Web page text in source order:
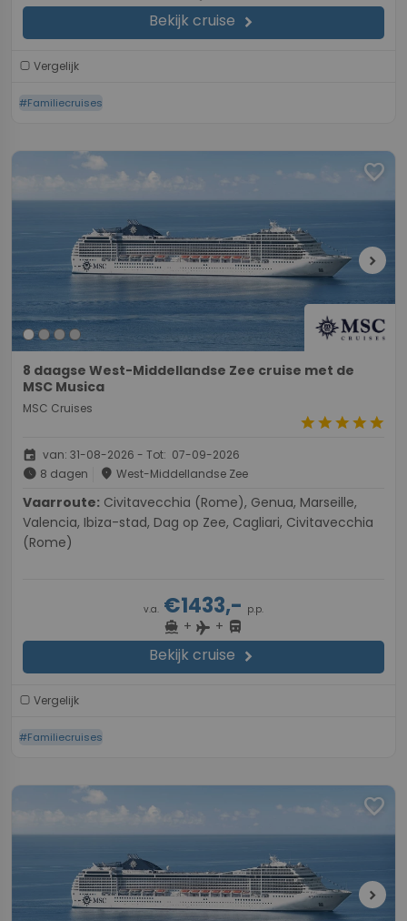
Bekijk cruise chevron_right
Vergelijk
#Familiecruises
favorite
chevron_right
8 daagse West-Middellandse Zee cruise met de
MSC Musica
MSC Cruises
starstarstarstarstar
event van: 31-08-2026 - Tot: 07-09-2026
schedule 8 dagen place West-Middellandse Zee
Vaarroute:
Valencia, Ibiza-stad, Dag op Zee, Cagliari, Civitavecchia
(Rome)
v.a. €1433,- p.p.
directions_boat + flight + directions_bus
Bekijk cruise chevron_right
Vergelijk
#Familiecruises
favorite
chevron_right